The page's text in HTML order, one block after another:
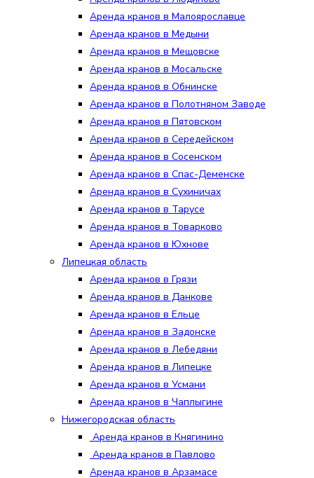
Аренда кранов в Малоярославце
Аренда кранов в Медыни
Аренда кранов в Мещовске
Аренда кранов в Мосальске
Аренда кранов в Обнинске
Аренда кранов в Полотняном Заводе
Аренда кранов в Пятовском
Аренда кранов в Середейском
Аренда кранов в Сосенском
Аренда кранов в Спас-Деменске
Аренда кранов в Сухиничах
Аренда кранов в Тарусе
Аренда кранов в Товарково
Аренда кранов в Юхнове
Липецкая область
Аренда кранов в Грязи
Аренда кранов в Данкове
Аренда кранов в Ельце
Аренда кранов в Задонске
Аренда кранов в Лебедяни
Аренда кранов в Липецке
Аренда кранов в Усмани
Аренда кранов в Чаплыгине
Нижегородская область
Аренда кранов в Княгинино
Аренда кранов в Павлово
Аренда кранов в Арзамасе